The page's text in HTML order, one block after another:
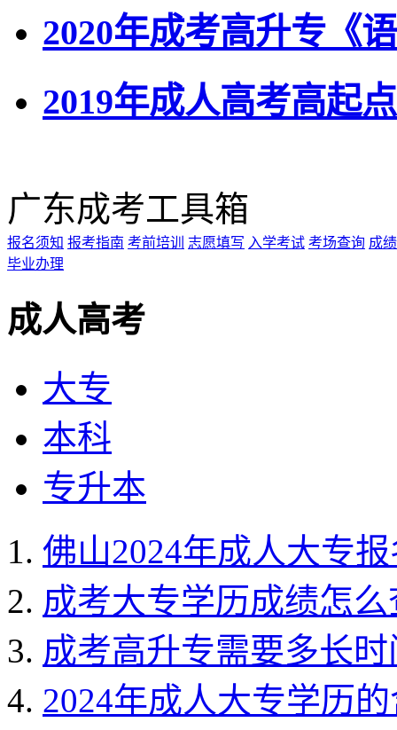
2020年成考高升专《
2019年成人高考高起
广东成考工具箱
报名须知 报考指南 考前培训 志愿填写 入学考试 考场查询 成
毕业办理
成人高考
大专
本科
专升本
佛山2024年成人大专
成考大专学历成绩怎
成考高升专需要多长
2024年成人大专学历